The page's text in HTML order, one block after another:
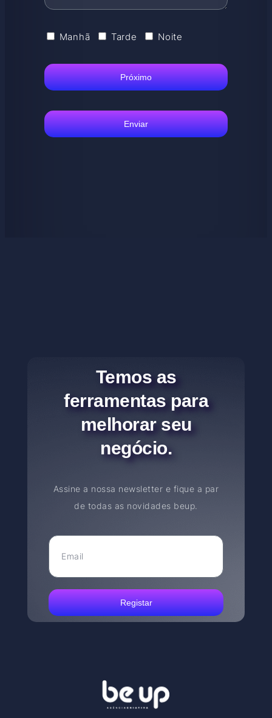
Manhã Tarde Noite
Próximo
Enviar
Temos as
ferramentas para
melhorar seu
negócio.
Assine a nossa newsletter e fique a par
de todas as novidades beup.
Registar